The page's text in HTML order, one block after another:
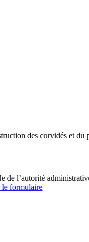
des corvidés et du
de l’autorité
le formulaire